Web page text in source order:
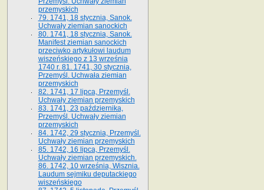
przemyskich
79. 1741, 18 stycznia, Sanok.
Uchwały ziemian sanockich
80. 1741, 18 stycznia, Sanok.
Manifest ziemian sanockich
przeciwko artykułowi laudum
wiszeńskiego z 13 wrze­śnia
1740 r. 81. 1741, 30 stycznia,
Przemyśl. Uchwała ziemian
przemyskich
82. 1741, 17 lipca, Przemyśl.
Uchwały ziemian przemyskich
83. 1741, 23 października,
Przemyśl. Uchwały ziemian
przemyskich
84. 1742, 29 stycznia, Przemyśl.
Uchwały ziemian przemyskich
85. 1742, 16 lipca, Przemyśl.
Uchwały ziemian przemyskich.
86. 1742, 10 września, Wisznia.
Laudum sejmiku deputackiego
wiszeńskiego